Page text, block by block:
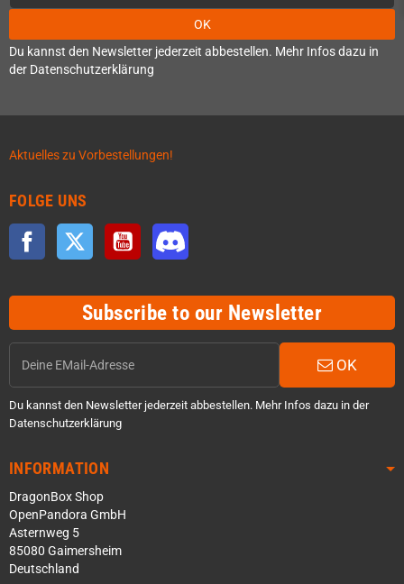
OK
Du kannst den Newsletter jederzeit abbestellen. Mehr Infos dazu in
der Datenschutzerklärung
Aktuelles zu Vorbestellungen!
FOLGE UNS
Facebook Twitter YouTube
Subscribe to our Newsletter
OK
Du kannst den Newsletter jederzeit abbestellen. Mehr Infos dazu in der
Datenschutzerklärung
INFORMATION
DragonBox Shop
OpenPandora GmbH
Asternweg 5
85080 Gaimersheim
Deutschland